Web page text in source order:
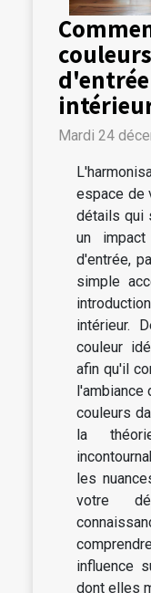
Mardi 24
espace de
détails qui
un
d'entrée,
simple
intérieur.
couleur
afin qu'il
couleurs
la
les
votre
influence
dont elles